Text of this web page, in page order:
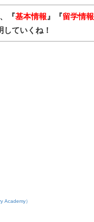
『基本情報 』『留学情報
ていくね！
Academy）